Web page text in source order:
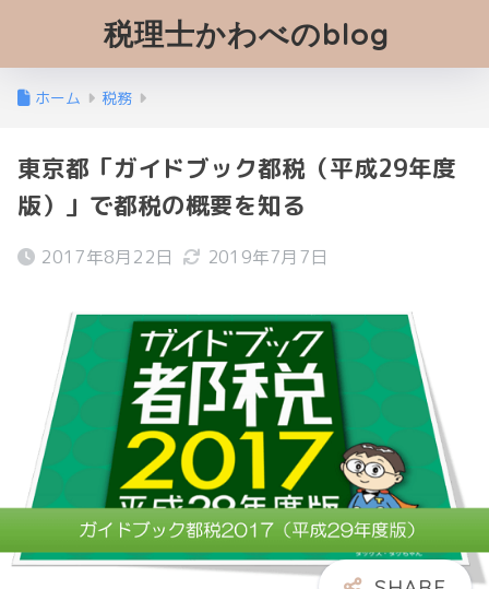
税理士かわべのblog
ホーム 税務
東京都「ガイドブック都税（平成29年度
版）」で都税の概要を知る
2017年8月22日 2019年7月7日